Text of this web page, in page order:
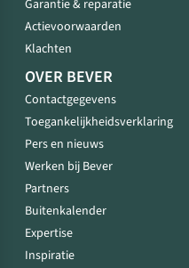
Garantie & reparatie
Actievoorwaarden
Klachten
OVER BEVER
Contactgegevens
Toegankelijkheidsverklaring
Pers en nieuws
Werken bij Bever
Partners
Buitenkalender
Expertise
Inspiratie